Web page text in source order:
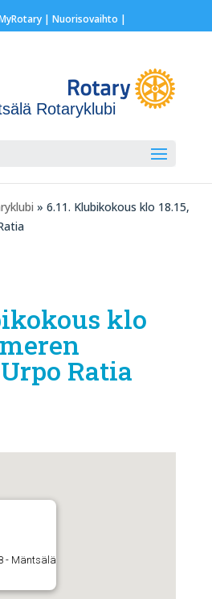
| Nuorisovaihto |
Rotaryklubi
» 6.11. Klubikokous klo 18.15,
klo
Ratia
- Mäntsälä